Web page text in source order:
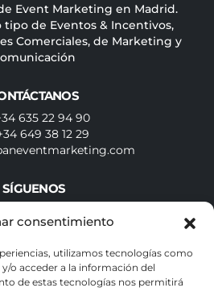
consentimiento
utilizamos tecnologías como
o acceder a la información del
de estas tecnologías nos permitirá
Event Marketing en Madrid.
de Eventos & Incentivos,
Comerciales, de Marketing y
635 22 94 90
649 38 12 29
SÍGUENOS
NUESTRA NEWSLETTER